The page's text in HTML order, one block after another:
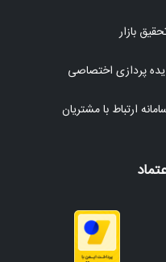
بازار
پردازی اختصاصی
ارتباط با مشتریان